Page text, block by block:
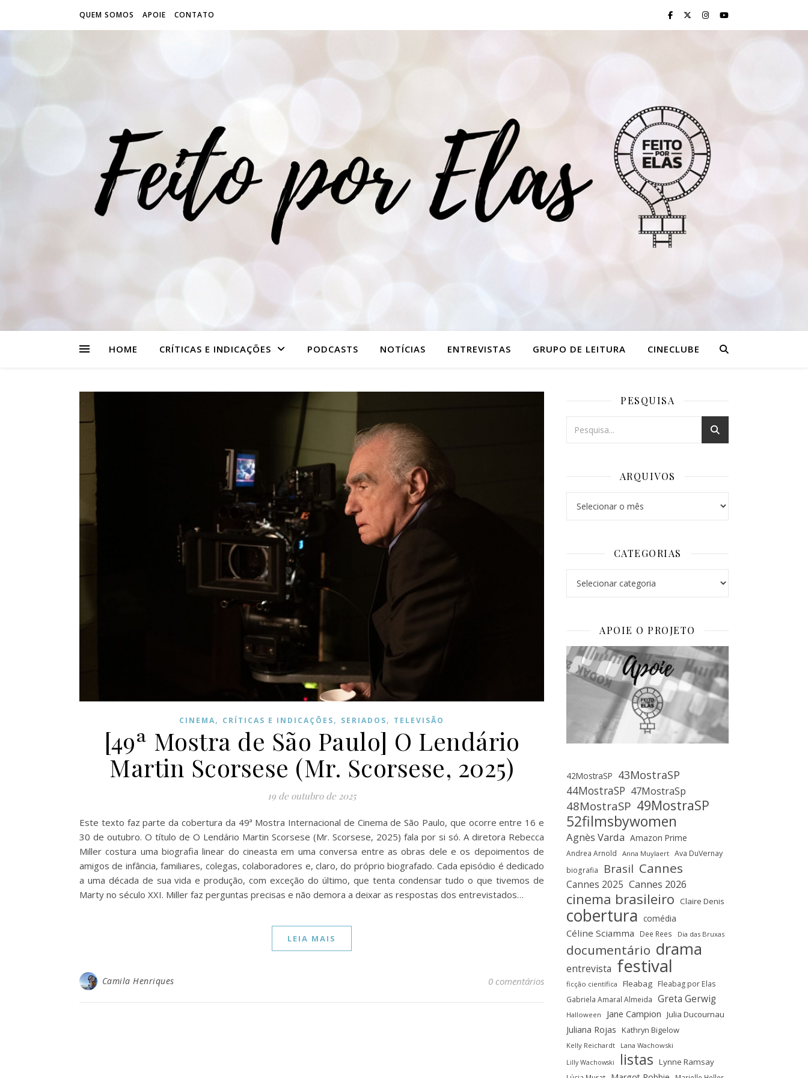
QUEM SOMOS APOIE CONTATO
HOME CRÍTICAS E INDICAÇÕES PODCASTS NOTÍCIAS ENTREVISTAS GRUPO DE LEITURA CINECLUBE
CINEMA, CRÍTICAS E INDICAÇÕES, SERIADOS, TELEVISÃO
[49ª Mostra de São Paulo] O Lendário
Martin Scorsese (Mr. Scorsese, 2025)
19 de outubro de 2025
Este texto faz parte da cobertura da 49ª Mostra Internacional de Cinema de São Paulo, que ocorre entre 16 e
30 de outubro. O título de O Lendário Martin Scorsese (Mr. Scorsese, 2025) fala por si só. A diretora Rebecca
Miller costura uma biografia linear do cineasta em uma conversa entre as obras dele e os depoimentos de
amigos de infância, familiares, colegas, colaboradores e, claro, do próprio biografado. Cada episódio é dedicado
a uma década de sua vida e produção, com exceção do último, que tenta condensar tudo o que tivemos de
Marty no século XXI. Miller faz perguntas precisas e não demora a deixar as respostas dos entrevistados…
LEIA MAIS
Camila Henriques 0 comentários
PESQUISA
ARQUIVOS
CATEGORIAS
APOIE O PROJETO
42MostraSP 43MostraSP
44MostraSP 47MostraSp
48MostraSP 49MostraSP
52filmsbywomen
Agnès Varda Amazon Prime
Andrea Arnold Anna Muylaert Ava DuVernay
biografia Brasil Cannes
Cannes 2025 Cannes 2026
cinema brasileiro Claire Denis
cobertura comédia
Céline Sciamma Dee Rees Dia das Bruxas
documentário drama
entrevista festival
ficção científica Fleabag Fleabag por Elas
Gabriela Amaral Almeida Greta Gerwig
Halloween Jane Campion Julia Ducournau
Juliana Rojas Kathryn Bigelow
Kelly Reichardt Lana Wachowski
Lilly Wachowski listas Lynne Ramsay